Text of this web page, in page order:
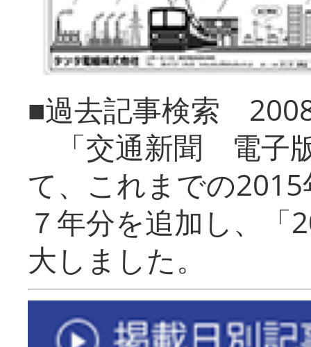
■過去記事検索
「交通新聞 電子
て、これまでの
７年分を追加し、「
大しまし